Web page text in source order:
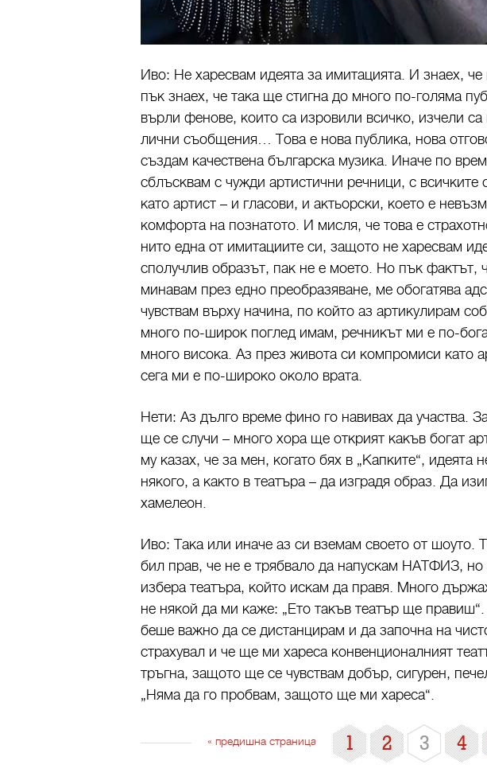
Иво: Не харесвам идеята за имитацията. И знаех,
пък знаех, че така ще стигна до много по-голяма
върли фенове, които са изровили всичко, изчели са
лични съобщения… Това е нова публика, нова
създам качествена българска музика. Иначе по
сблъсквам с чужди артистични речници, с
като артист – и гласови, и актьорски, което е
комфорта на познатото. И мисля, че това е
нито една от имитациите си, защото не харесвам
сполучлив образът, пак не е моето. Но пък фактът,
минавам през едно преобразяване, ме обогатява
чувствам върху начина, по който аз артикулирам
много по-широк поглед имам, речникът ми е по-
много висока. Аз през живота си компромиси като
сега ми е по-широко около врата.
Нети: Аз дълго време фино го навивах да участва.
ще се случи – много хора ще открият какъв богат
му казах, че за мен, когато бях в „Капките“, идеята
някого, а както в театъра – да изградя образ. Да
хамелеон.
Иво: Така или иначе аз си вземам своето от шоуто.
бил прав, че не е трябвало да напускам НАТФИЗ,
избера театъра, който искам да правя. Много
не някой да ми каже: „Ето такъв театър ще
беше важно да се дистанцирам и да започна на
страхувал и че ще ми хареса конвенционалният
тръгна, защото ще се чувствам добър, сигурен,
„Няма да го пробвам, защото ще ми хареса“.
« предишна страница 1 2 3 4